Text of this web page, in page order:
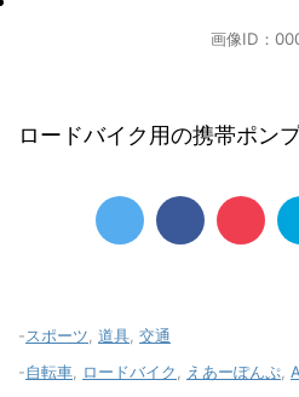
画像ID：
ロードバイク用の携帯ポン
-スポーツ 道具 交通
-自転車 ロードバイク えあーぽんぷ